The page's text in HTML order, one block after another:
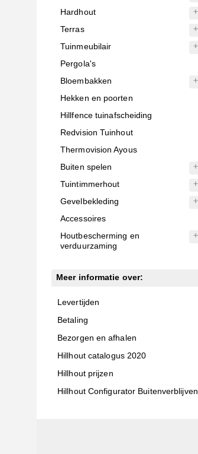
Hardhout
Terras
Tuinmeubilair
Pergola's
Bloembakken
Hekken en poorten
Hillfence tuinafscheiding
Redvision Tuinhout
Thermovision Ayous
Buiten spelen
Tuintimmerhout
Gevelbekleding
Accessoires
Houtbescherming en
verduurzaming
Meer informatie over:
Levertijden
Betaling
Bezorgen en afhalen
Hillhout catalogus 2020
Hillhout prijzen
Hillhout Configurator Buitenverblijven